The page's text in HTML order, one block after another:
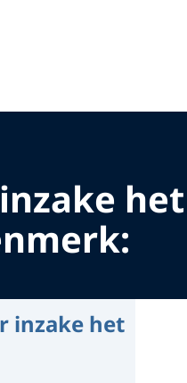
het
inzake het